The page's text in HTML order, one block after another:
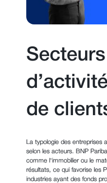
Secteurs
de
La typologie des entreprises
selon les acteurs. BNP
comme l'immobilier ou le
résultats, ce qui favorise les
industries ayant des fonds